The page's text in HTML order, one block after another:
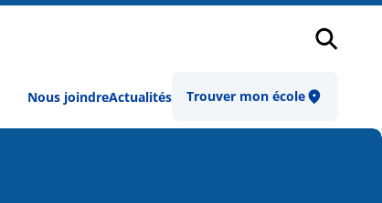
Nous joindreActualités Trouver mon école